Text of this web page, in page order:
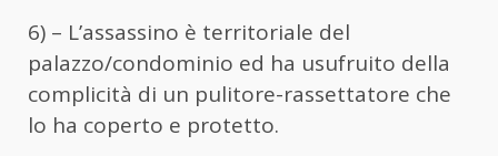
6) – L’assassino è territoriale del
palazzo/condominio ed ha usufruito della
complicità di un pulitore-rassettatore che
lo ha coperto e protetto.